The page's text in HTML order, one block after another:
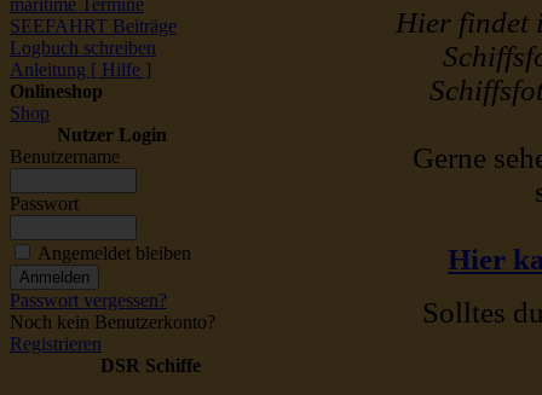
maritime Termine
SEEFAHRT Beiträge
Logbuch schreiben
Anleitung [ Hilfe ]
Onlineshop
Shop
Nutzer Login
Benutzername
Passwort
Angemeldet bleiben
Passwort vergessen?
Noch kein Benutzerkonto?
Registrieren
DSR Schiffe
Hier findet
Gerne
Hier
Solltes